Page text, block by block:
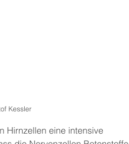
Kessler
Hirnzellen eine intensive